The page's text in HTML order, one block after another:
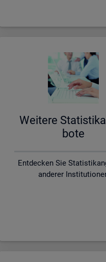
Wei­te­re
bo­te
Entdecken Sie
anderer